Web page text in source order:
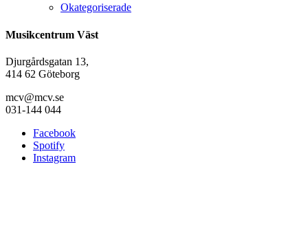
Okategoriserade
Musikcentrum Väst
Djurgårdsgatan 13,
414 62 Göteborg
mcv@mcv.se
031-144 044
Facebook
Spotify
Instagram